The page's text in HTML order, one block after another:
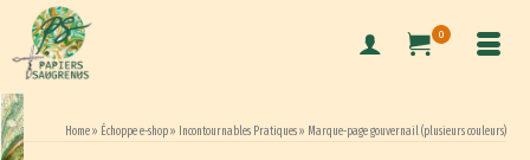
0
Home» Échoppe e-shop» Incontournables Pratiques» Marque-page gouvernail (plusieurs couleurs)